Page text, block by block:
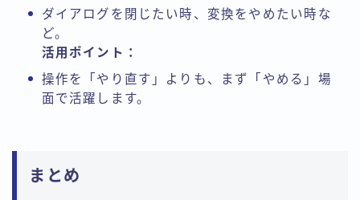
ダイアログを閉じたい時、変換をやめたい時な
ど。
活用ポイント：
操作を「やり直す」よりも、まず「やめる」場
面で活躍します。
まとめ